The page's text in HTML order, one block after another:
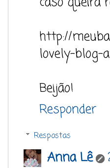
http://
lovely-blog-
Beijão!
Responder
Respostas
Anna Lê